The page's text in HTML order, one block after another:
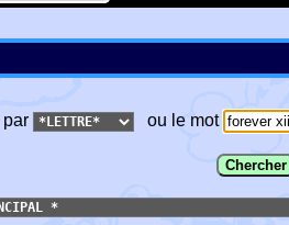
par ou le mot